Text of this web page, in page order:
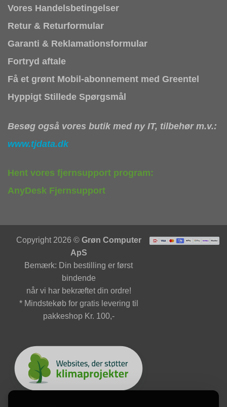
Vores Handelsbetingelser
Retur & Returformular
Garanti & Reklamationsformular
Fortryd aftale
Få et grønt Mobil-abonnement med Greentel
Hyppigt Stillede Spørgsmål
Besøg også vores butik med ny IT, tilbehør m.v.:
www.tjdata.dk
Hent vores fjernsupport program:
AnyDesk Fjernsupport
Copyright 2026 © Grøn Computer
ApS
Bemærk: Din bestilling er først
bindende
når vi har bekræftet din ordre!
* Mindstekøb for gratis levering til
pakkeshop Kr. 100,-